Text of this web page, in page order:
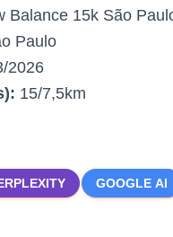
Balance 15k São
Paulo
2026
15/7,5km
GOOGLE AI